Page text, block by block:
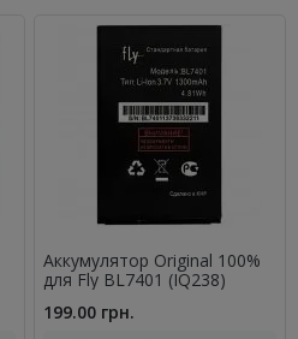
Аккумулятор Original 100%
для Fly BL7401 (IQ238)
199.00 грн.